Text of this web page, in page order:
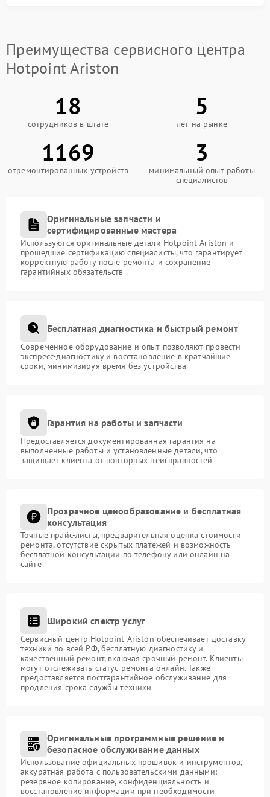
Преимущества сервисного центра
Hotpoint Ariston
18
сотрудников в штате
5
лет на рынке
1169
отремонтированных устройств
3
минимальный опыт работы
специалистов
Оригинальные запчасти и
сертифицированные мастера
Используются оригинальные детали Hotpoint Ariston и
прошедшие сертификацию специалисты, что гарантирует
корректную работу после ремонта и сохранение
гарантийных обязательств
Бесплатная диагностика и быстрый ремонт
Современное оборудование и опыт позволяют провести
экспресс-диагностику и восстановление в кратчайшие
сроки, минимизируя время без устройства
Гарантия на работы и запчасти
Предоставляется документированная гарантия на
выполненные работы и установленные детали, что
защищает клиента от повторных неисправностей
Прозрачное ценообразование и бесплатная
консультация
Точные прайс-листы, предварительная оценка стоимости
ремонта, отсутствие скрытых платежей и возможность
бесплатной консультации по телефону или онлайн на
сайте
Широкий спектр услуг
Сервисный центр Hotpoint Ariston обеспечивает доставку
техники по всей РФ, бесплатную диагностику и
качественный ремонт, включая срочный ремонт. Клиенты
могут отслеживать статус ремонта онлайн. Также
предоставляется постгарантийное обслуживание для
продления срока службы техники
Оригинальные программные решение и
безопасное обслуживание данных
Использование официальных прошивок и инструментов,
аккуратная работа с пользовательскими данными:
резервное копирование, конфиденциальность и
восстановление информации при необходимости